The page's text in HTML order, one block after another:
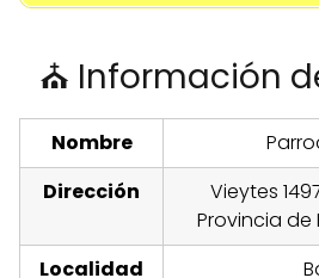
⛪ Información
Nombre
Dirección
Vieytes
Provincia de
Localidad